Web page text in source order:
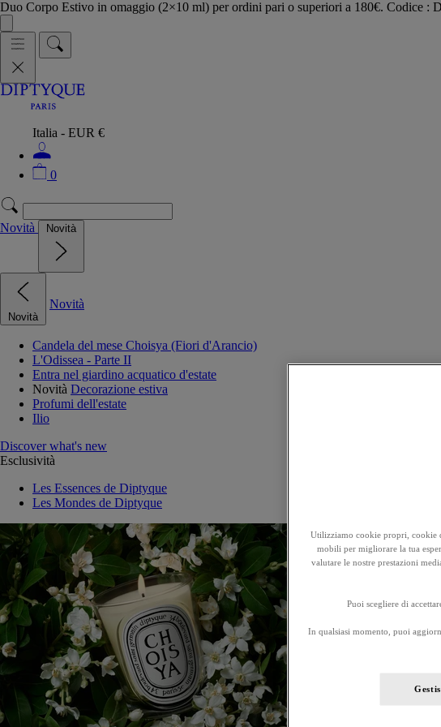
Duo Corpo Estivo in omaggio (2×10 ml) per ordini pari o superiori a 180€. Codice :
Italia - EUR €
0
Novità Novità
Novità
Novità
Candela del mese Choisya (Fiori d'Arancio)
L'Odissea - Parte II
Entra nel giardino acquatico d'estate
Novità Decorazione estiva
Profumi dell'estate
Ilio
Discover what's new
Esclusività
Les Essences de Diptyque
Les Mondes de Diptyque
Utilizziamo cookie propri, cookie
mobili per migliorare la tua
valutare le nostre prestazioni
Puoi scegliere di
In qualsiasi momento, puoi